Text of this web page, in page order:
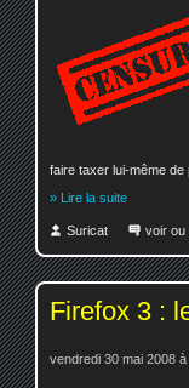
faire taxer lui-même de
» Lire la suite
Suricat voir ou
Firefox 3 :
vendredi 30 mai 2008